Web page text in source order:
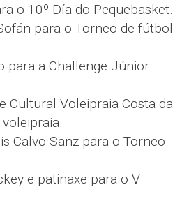
o 10º Día do Pequebasket.
para o Torneo de fútbol
para a Challenge Júnior
Cultural Voleipraia Costa da
Calvo Sanz para o Torneo
e patinaxe para o V